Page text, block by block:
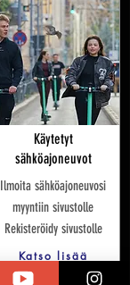
Käytetyt
sähköajoneuvot
Ilmoita sähköajoneuvosi
myyntiin sivustolle
Rekisteröidy sivustolle
Katso lisää